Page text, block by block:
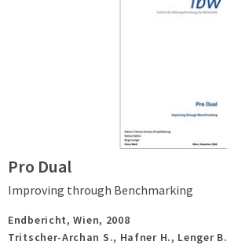
Pro Dual
Improving through Benchmarking
Endbericht,Wien, 2008
Tritscher-Archan S., Hafner H., Lenger